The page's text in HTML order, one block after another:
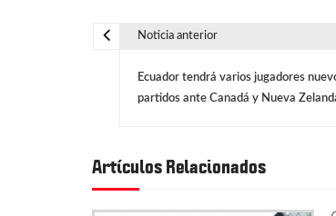
e
Noticia anterior
Ecuador tendrá varios jugadores
partidos ante Canadá y Nueva
Artículos Relacionados